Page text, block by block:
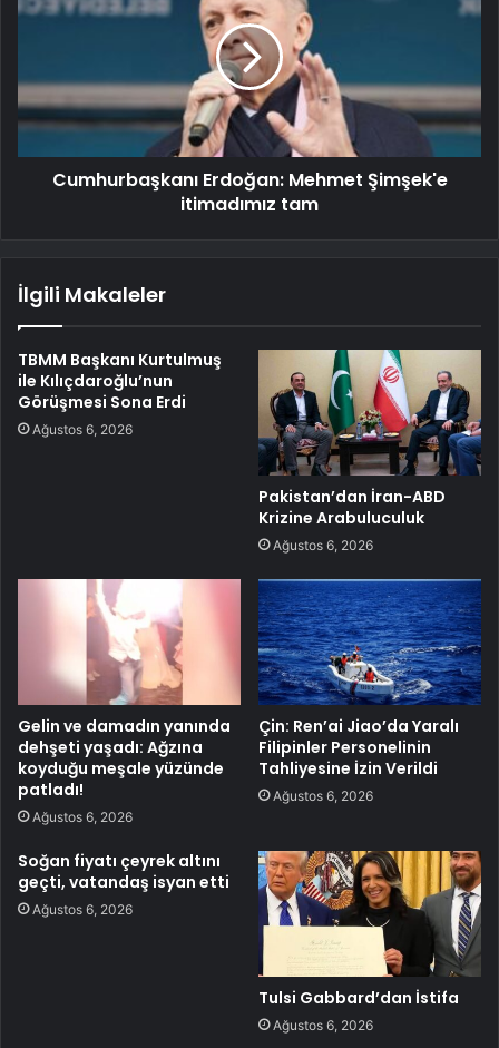
Cumhurbaşkanı Erdoğan: Mehmet Şimşek'e
itimadımız tam
İlgili Makaleler
TBMM Başkanı Kurtulmuş
ile Kılıçdaroğlu’nun
Görüşmesi Sona Erdi
Ağustos 6, 2026
Pakistan’dan İran-ABD
Krizine Arabuluculuk
Ağustos 6, 2026
Gelin ve damadın yanında
dehşeti yaşadı: Ağzına
koyduğu meşale yüzünde
patladı!
Ağustos 6, 2026
Çin: Ren’ai Jiao’da Yaralı
Filipinler Personelinin
Tahliyesine İzin Verildi
Ağustos 6, 2026
Soğan fiyatı çeyrek altını
geçti, vatandaş isyan etti
Ağustos 6, 2026
Tulsi Gabbard’dan İstifa
Ağustos 6, 2026